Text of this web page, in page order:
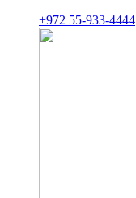
+972 55-933-4444